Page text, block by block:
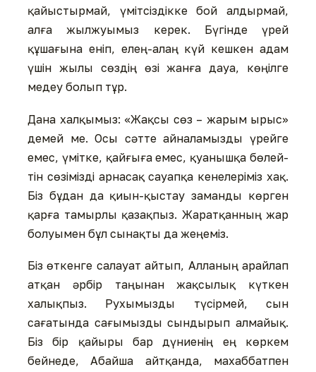
қайыстырмай, үмітсіздікке бой алдырмай,
алға жылжуымыз керек. Бүгінде үрей
құшағына еніп, елең-алаң күй кешкен адам
үшін жылы сөздің өзі жанға дауа, көңілге
медеу болып тұр.
Дана халқымыз: «Жақсы сөз – жарым ырыс»
демей ме. Осы сәтте айналамызды үрейге
емес, үмітке, қайғыға емес, қуанышқа бөлей­
тін сөзімізді арнасақ сауап­қа кенелеріміз хақ.
Біз бұдан да қиын-қыстау заманды көрген
қарға тамырлы қазақпыз. Жарат­қан­ның жар
болуымен бұл сынақты да жеңеміз.
Біз өткенге салауат айтып, Алланың арайлап
атқан әрбір таңы­нан жақсылық күткен
халық­пыз. Рухымызды түсірмей, сын
сағатында сағымызды сындырып алмайық.
Біз бір қайыры бар дүниенің ең көркем
бейнеде, Абайша айтқанда, махаббатпен